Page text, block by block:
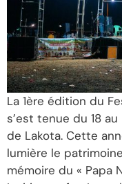
La 1ère édition du
s’est tenue du 18
de Lakota. Cette
lumière le
mémoire du « Papa